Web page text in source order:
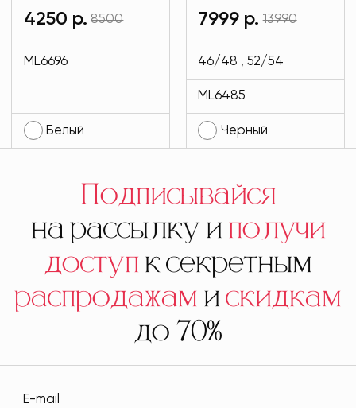
имиджевые
белого цвета
MODLAV ML6696-
4250 р. 8500
ML6696
Белый
мехом и на
подкладе кролик
черного цвета
MODLAV ML6485-
13
7999 р. 13990
46/48 , 52/54
ML6485
Черный
Подписывайся
на рассылку иполучи
доступк секретным
распродажамискидкам
до 70%
E-mail